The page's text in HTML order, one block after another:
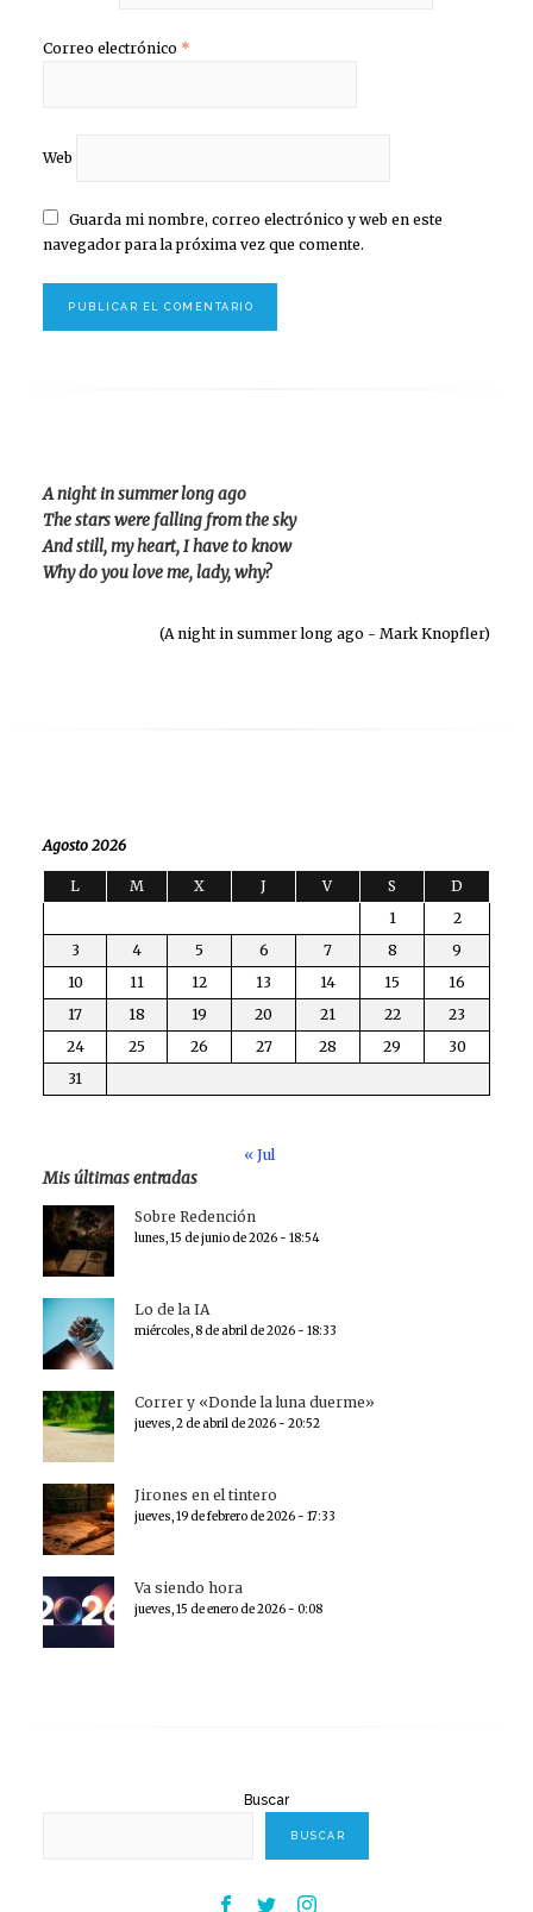
Correo electrónico *
Web
Guarda mi nombre, correo electrónico y web en este
navegador para la próxima vez que comente.
A night in summer long ago
The stars were falling from the sky
And still, my heart, I have to know
Why do you love me, lady, why?
(A night in summer long ago - Mark Knopfler)
Agosto 2026
L M X J V S
D
1
2
3
4 5 6 7 8
9
10
11 12 13 14 15
16
17
18 19 20 21 22
23
24
25 26 27 28 29
30
31
« Jul
Mis últimas entradas
Sobre Redención
lunes, 15 de junio de 2026 - 18:54
Lo de la IA
miércoles, 8 de abril de 2026 - 18:33
Correr y «Donde la luna duerme»
jueves, 2 de abril de 2026 - 20:52
Jirones en el tintero
jueves, 19 de febrero de 2026 - 17:33
Va siendo hora
jueves, 15 de enero de 2026 - 0:08
Buscar
BUSCAR
FacebookTwitter Instagram